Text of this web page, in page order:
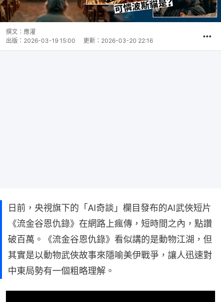
撰文： 應濯
出版： 2026-03-19 15:00 更新： 2026-03-20 22:16
日前，央視旗下的「AI奇談」欄目發布的AI武俠短片
《流金谷恩仇錄》在網路上瘋傳，短時間之內，點讚
破百萬。《流金谷恩仇錄》看似講的是動物江湖，但
其實是以動物武俠故事來隱喻美伊戰爭，讓人迅速對
中東局勢有一個粗略理解。